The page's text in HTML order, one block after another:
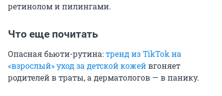
ретинолом и пилингами.
Что еще почитать
Опасная бьюти-рутина:тренд из TikTok на
«взрослый» уход за детской кожейвгоняет
родителей в траты, а дерматологов — в панику.